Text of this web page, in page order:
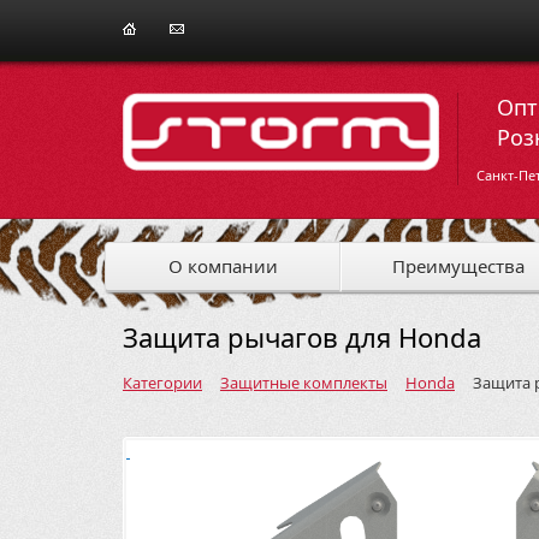
Опт
Санкт-
О компании Преимущества
Защита рычагов для Honda
Категории Защитные комплекты Honda Защита